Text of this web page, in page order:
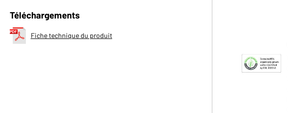
Téléchargements
Fiche technique du produit